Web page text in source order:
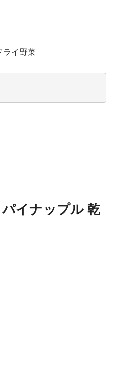
ライ野菜
イナップル 乾